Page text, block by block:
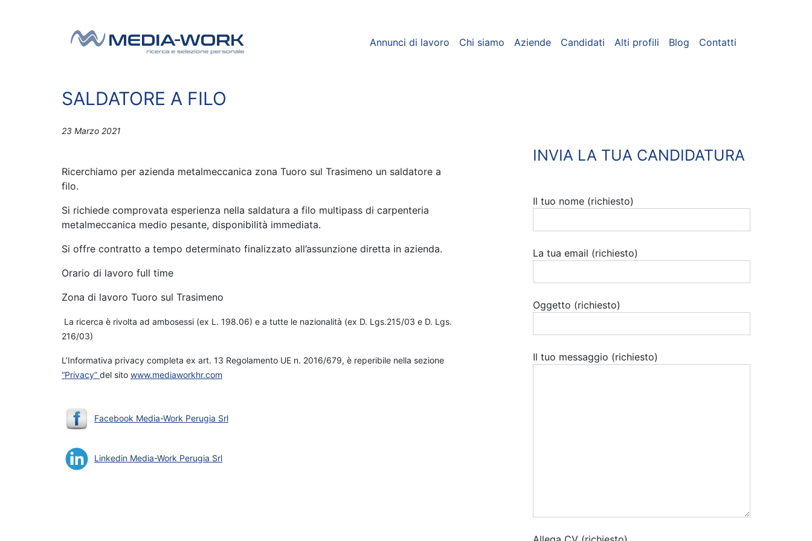
Navigazione principale Annunci di lavoro Chi siamo Aziende Candidati Alti profili Blog Contatti
SALDATORE A FILO
23 Marzo 2021
Ricerchiamo per azienda metalmeccanica zona Tuoro sul Trasimeno un saldatore a
filo.
Si richiede comprovata esperienza nella saldatura a filo multipass di carpenteria
metalmeccanica medio pesante, disponibilità immediata.
Si offre contratto a tempo determinato finalizzato all’assunzione diretta in azienda.
Orario di lavoro full time
Zona di lavoro Tuoro sul Trasimeno
La ricerca è rivolta ad ambosessi (ex L. 198.06) e a tutte le nazionalità (ex D. Lgs.215/03 e D. Lgs.
216/03)
L’Informativa privacy completa ex art. 13 Regolamento UE n. 2016/679, è reperibile nella sezione
“Privacy” del sito www.mediaworkhr.com
Facebook Media-Work Perugia Srl
Linkedin Media-Work Perugia Srl
INVIA LA TUA CANDIDATURA
Il tuo nome (richiesto)
La tua email (richiesto)
Oggetto (richiesto)
Il tuo messaggio (richiesto)